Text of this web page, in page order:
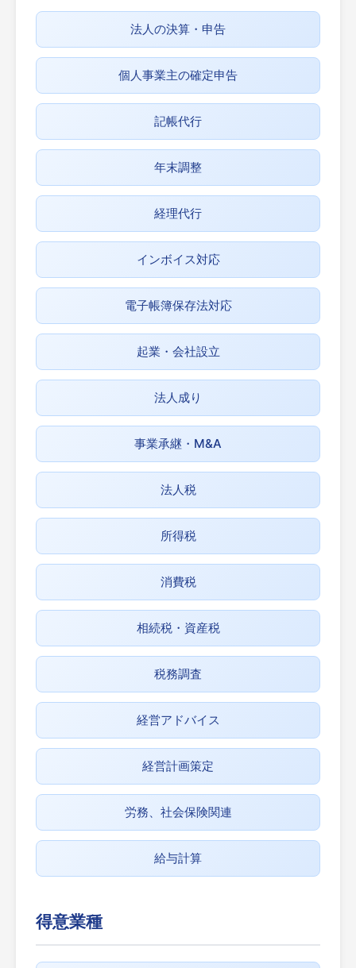
法人の決算・申告
個人事業主の確定申告
記帳代行
年末調整
経理代行
インボイス対応
電子帳簿保存法対応
起業・会社設立
法人成り
事業承継・M&A
法人税
所得税
消費税
相続税・資産税
税務調査
経営アドバイス
経営計画策定
労務、社会保険関連
給与計算
得意業種